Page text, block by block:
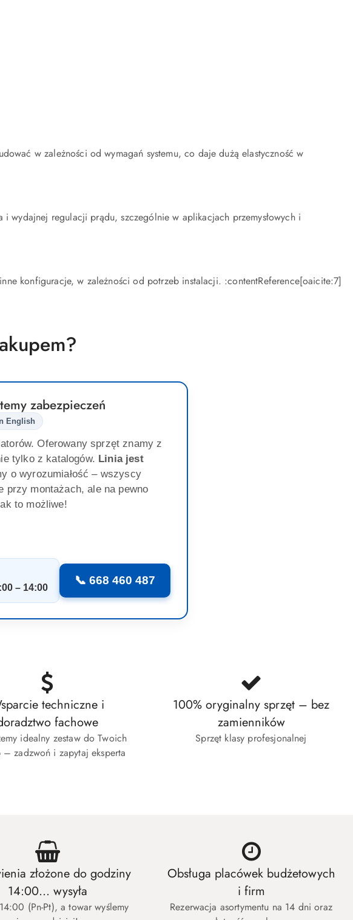
w zależności od wymagań systemu, co daje dużą elastyczność w
wydajnej regulacji prądu, szczególnie w aplikacjach przemysłowych i
konfiguracje, w zależności od potrzeb instalacji. :contentReference[oaicite:7]
zabezpieczeń
English
Oferowany sprzęt znamy z
tylko z katalogów. Linia jest
o wyrozumiałość – wszyscy
przy montażach, ale na pewno
to możliwe!
– 14:00
📞 668 460 487
techniczne i
fachowe
idealny zestaw do Twoich
– zadzwoń i zapytaj eksperta
100% oryginalny sprzęt – bez
zamienników
Sprzęt klasy profesjonalnej
złożone do godziny
14:00... wysyła
(Pn-Pt), a towar wyślemy
Obsługa placówek budżetowych
i firm
Rezerwacja asortymentu na 14 dni oraz